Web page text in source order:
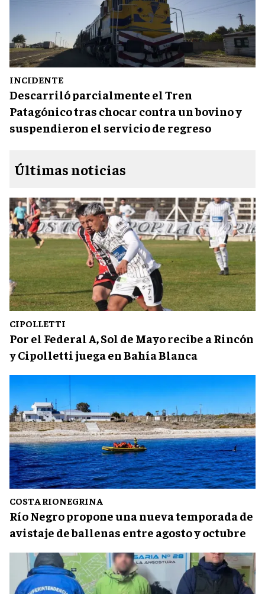
INCIDENTE
Descarriló parcialmente el Tren
Patagónico tras chocar contra un bovino y
suspendieron el servicio de regreso
Últimas noticias
CIPOLLETTI
Por el Federal A, Sol de Mayo recibe a Rincón
y Cipolletti juega en Bahía Blanca
COSTA RIONEGRINA
Río Negro propone una nueva temporada de
avistaje de ballenas entre agosto y octubre